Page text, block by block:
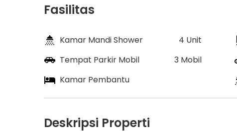
Fasilitas
Kamar Mandi Shower 4 Unit
Tempat Parkir Mobil
3 Mobil
Kamar Pembantu
Deskripsi Properti